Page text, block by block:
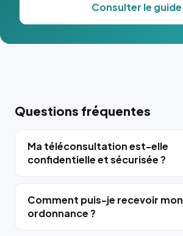
Consulter le guide
Questions fréquentes
Ma téléconsultation est-elle
confidentielle et sécurisée ?
Comment puis-je recevoir mon
ordonnance ?